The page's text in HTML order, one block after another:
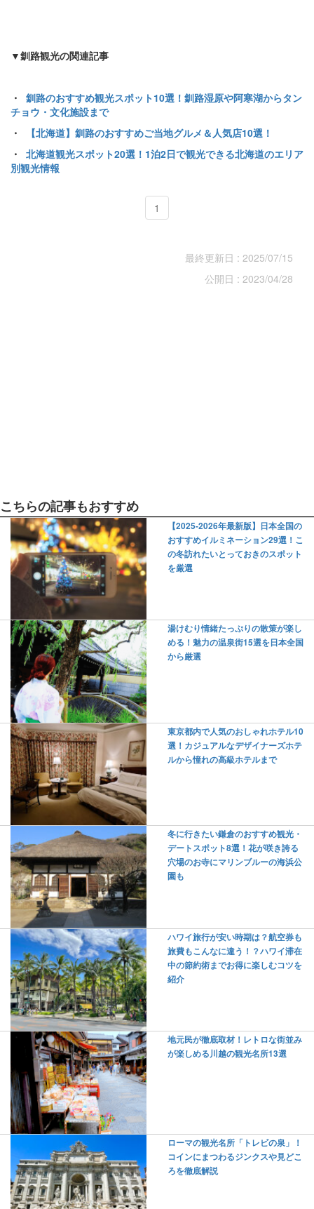
▼釧路観光の関連記事
・ 釧路のおすすめ観光スポット10選！釧路湿原や阿寒湖からタン
チョウ・文化施設まで
・
【北海道】釧路のおすすめご当地グルメ＆人気店10選！
・ 北海道観光スポット20選！1泊2日で観光できる北海道のエリア
別観光情報
1
最終更新日 : 2025/07/15
公開日 : 2023/04/28
こちらの記事もおすすめ
【2025-2026年最新版】日本全国の
おすすめイルミネーション29選！こ
の冬訪れたいとっておきのスポット
を厳選
湯けむり情緒たっぷりの散策が楽し
める！魅力の温泉街15選を日本全国
から厳選
東京都内で人気のおしゃれホテル10
選！カジュアルなデザイナーズホテ
ルから憧れの高級ホテルまで
冬に行きたい鎌倉のおすすめ観光・
デートスポット8選！花が咲き誇る
穴場のお寺にマリンブルーの海浜公
園も
ハワイ旅行が安い時期は？航空券も
旅費もこんなに違う！？ハワイ滞在
中の節約術までお得に楽しむコツを
紹介
地元民が徹底取材！レトロな街並み
が楽しめる川越の観光名所13選
ローマの観光名所「トレビの泉」！
コインにまつわるジンクスや見どこ
ろを徹底解説